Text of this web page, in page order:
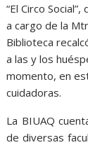
“El Circo
a cargo de la
Biblioteca
a las y los
momento, en
cuidadoras.
La BIUAQ
de diversas